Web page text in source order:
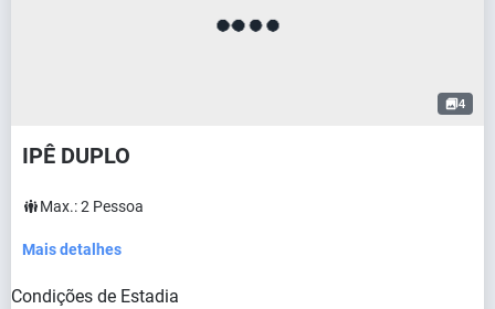
4
IPÊ DUPLO
Max.:2 Pessoa
Mais detalhes
Condições de Estadia